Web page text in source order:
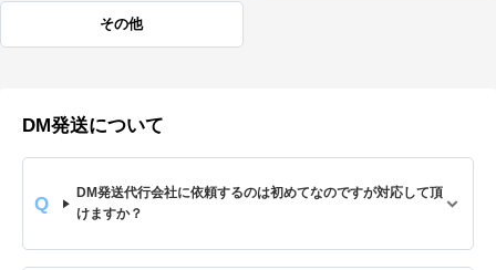
その他
DM発送について
DM発送代行会社に依頼するのは初めてなのですが対応して頂
けますか？